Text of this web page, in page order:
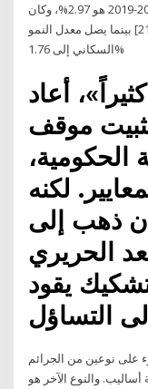
النمو الاقتصادي في الجزائر خلال الفترة 2010-2019 هو 2.97%، وكان
أدنى معدل للنمو سنة 2017 بمعدل 1.7%، [21] بينما يصل معدل النمو
السكاني إلى 1.76%
أعاد
موقف
الحكومية،
لكنه
ذهب إلى
الحريري
تشكيك يقود
التساؤل
على نوعين من الجرائم
أساليب. والنوع الآخر هو